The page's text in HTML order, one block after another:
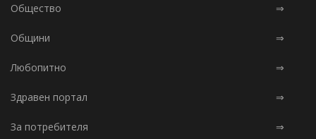
Общество ⇒
Общини ⇒
Любопитно ⇒
Здравен портал ⇒
За потребителя ⇒